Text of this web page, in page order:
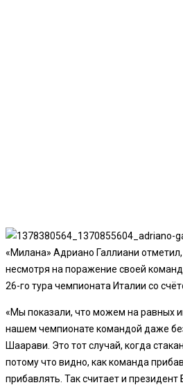
«Милана» Адриано Галлиани
несмотря на поражение своей
26-го тура чемпионата Италии со
«Мы показали, что можем на равных
нашем чемпионате командой даже
Шаарави. Это тот случай, когда
потому что видно, как команда
прибавлять. Так считает и президент